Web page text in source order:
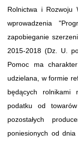
Rolnictwa i
wprowadzenia
zapobieganie
2015-2018 (Dz. U.
Pomoc ma
udzielana, w formie
będących rolnikami
podatku od
pozostałych
poniesionych od